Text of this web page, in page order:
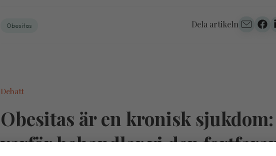
Obesitas Dela artikeln
Debatt
Obesitas är en kronisk sjukdom:
varför behandlar vi den